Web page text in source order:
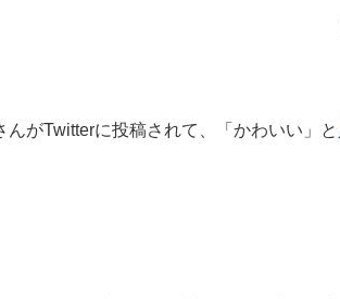
がTwitterに投稿されて、「かわいい」と